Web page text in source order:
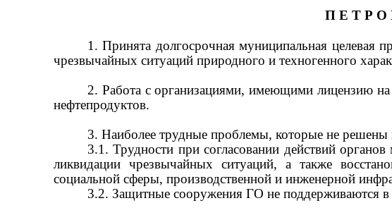
П Е Т Р
1. Принята долгосрочная муниципальная целевая
чрезвычайных ситуаций природного и техногенного
2. Работа с организациями, имеющими лицензию
нефтепродуктов.
3. Наиболее трудные проблемы, которые не
3.1. Трудности при согласовании действий
ликвидации чрезвычайных ситуаций, а также
социальной сферы, производственной и инженерной
3.2. Защитные сооружения ГО не поддерживаются в